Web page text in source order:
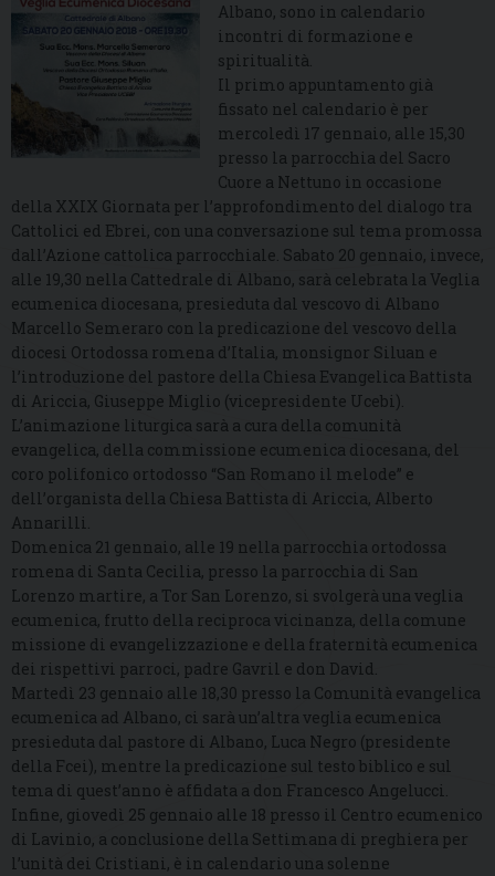
Albano, sono in calendario
incontri di formazione e
spiritualità.
Il primo appuntamento già
fissato nel calendario è per
mercoledì 17 gennaio, alle 15,30
presso la parrocchia del Sacro
Cuore a Nettuno in occasione
della XXIX Giornata per l’approfondimento del dialogo tra
Cattolici ed Ebrei, con una conversazione sul tema promossa
dall’Azione cattolica parrocchiale. Sabato 20 gennaio, invece,
alle 19,30 nella Cattedrale di Albano, sarà celebrata la Veglia
ecumenica diocesana, presieduta dal vescovo di Albano
Marcello Semeraro con la predicazione del vescovo della
diocesi Ortodossa romena d’Italia, monsignor Siluan e
l’introduzione del pastore della Chiesa Evangelica Battista
di Ariccia, Giuseppe Miglio (vicepresidente Ucebi).
L’animazione liturgica sarà a cura della comunità
evangelica, della commissione ecumenica diocesana, del
coro polifonico ortodosso “San Romano il melode” e
dell’organista della Chiesa Battista di Ariccia, Alberto
Annarilli.
Domenica 21 gennaio, alle 19 nella parrocchia ortodossa
romena di Santa Cecilia, presso la parrocchia di San
Lorenzo martire, a Tor San Lorenzo, si svolgerà una veglia
ecumenica, frutto della reciproca vicinanza, della comune
missione di evangelizzazione e della fraternità ecumenica
dei rispettivi parroci, padre Gavril e don David.
Martedì 23 gennaio alle 18,30 presso la Comunità evangelica
ecumenica ad Albano, ci sarà un’altra veglia ecumenica
presieduta dal pastore di Albano, Luca Negro (presidente
della Fcei), mentre la predicazione sul testo biblico e sul
tema di quest’anno è affidata a don Francesco Angelucci.
Infine, giovedì 25 gennaio alle 18 presso il Centro ecumenico
di Lavinio, a conclusione della Settimana di preghiera per
l’unità dei Cristiani, è in calendario una solenne